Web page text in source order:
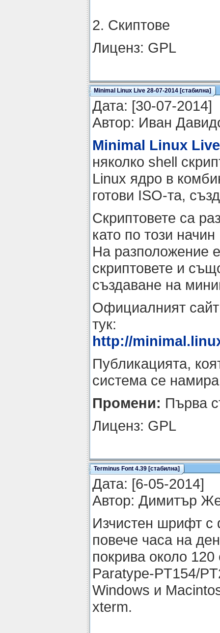
2. Скиптове
Лиценз: GPL
Minimal Linux Live 28-07-2014 [стабилна]
Датa: [30-07-2014]
Автор: Иван
Minimal Linux Live
няколко shell
Linux ядро в
готови ISO-та,
Скриптовете са
като по този
На разположение
скриптовете и
създаване на
Официалният
тук:
http://
Публикацията,
система се намира
Промени: Първа
Лиценз: GPL
Terminus Font 4.39 [стабилна]
Датa: [6-05-2014]
Автор: Димитър
Изчистен шрифт с
повече часа на
покрива около
Paratype-PT154/
Windows и
xterm.